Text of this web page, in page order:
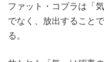
ファット・コブラは「
でなく、放出すること
る。